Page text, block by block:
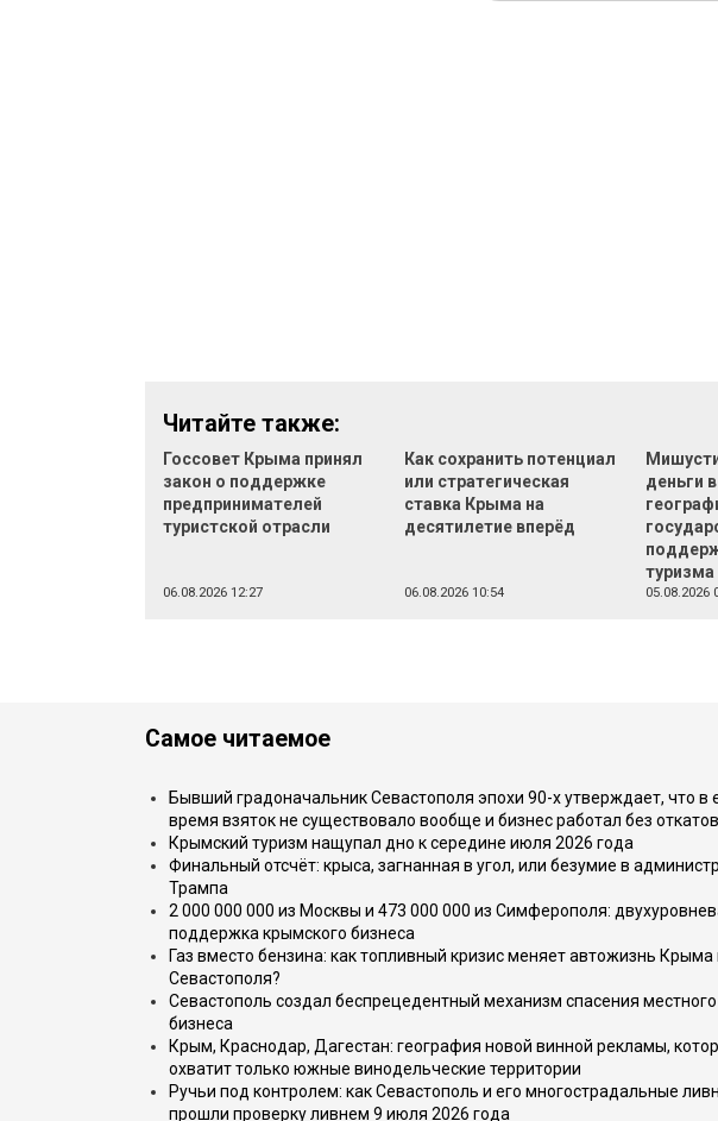
Читайте также:
Госсовет Крыма принял
закон о поддержке
предпринимателей
туристской отрасли
06.08.2026 12:27
Как сохранить потенциал
или стратегическая
ставка Крыма на
десятилетие вперёд
06.08.2026 10:54
деньги
туризма
05.08.2026
Самое читаемое
Бывший градоначальник Севастополя эпохи 90-х утверждает, что в
время взяток не существовало вообще и бизнес работал без откатов
Крымский туризм нащупал дно к середине июля 2026 года
Финальный отсчёт: крыса, загнанная в угол, или безумие в
Трампа
2 000 000 000 из Москвы и 473 000 000 из Симферополя:
поддержка крымского бизнеса
Газ вместо бензина: как топливный кризис меняет автожизнь Крыма
Севастополя?
Севастополь создал беспрецедентный механизм спасения местного
бизнеса
Крым, Краснодар, Дагестан: география новой винной рекламы,
охватит только южные винодельческие территории
Ручьи под контролем: как Севастополь и его многострадальные
прошли проверку ливнем 9 июля 2026 года